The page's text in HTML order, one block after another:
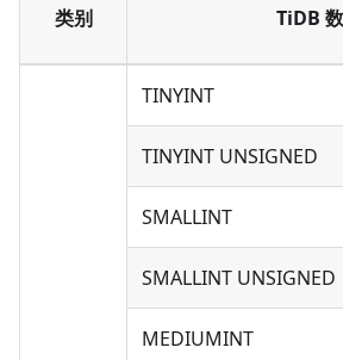
类别 TiDB
TINYINT
TINYINT UNSIGNED
SMALLINT
SMALLINT UNSIGNED
MEDIUMINT